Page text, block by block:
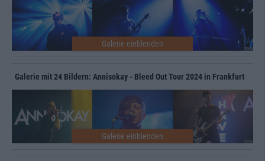
Galerie mit 24 Bildern: Annisokay - Bleed Out Tour 2024 in Frankfurt